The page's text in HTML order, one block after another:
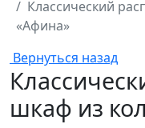
Классический
«Афина»
Вернуться назад
шкаф из